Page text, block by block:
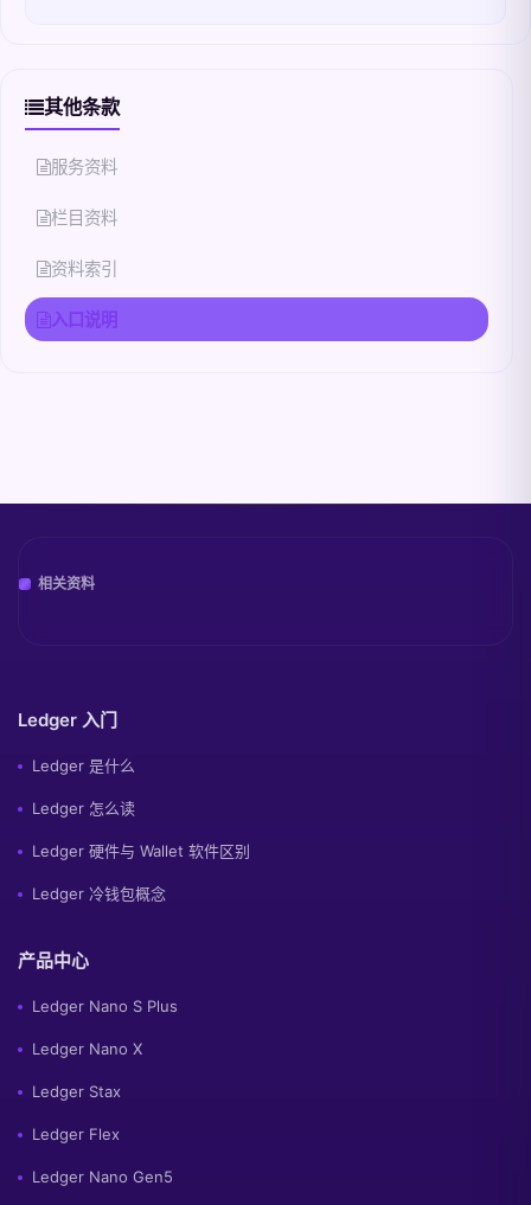
其他条款
服务资料
栏目资料
资料索引
入口说明
相关资料
Ledger 入门
Ledger 是什么
Ledger 怎么读
Ledger 硬件与 Wallet 软件区别
Ledger 冷钱包概念
产品中心
Ledger Nano S Plus
Ledger Nano X
Ledger Stax
Ledger Flex
Ledger Nano Gen5